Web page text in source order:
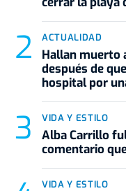
ACTUALIDAD
Hallan muerto
después de
hospital por
VIDA Y ESTILO
Alba Carrillo
comentario
VIDA Y ESTILO